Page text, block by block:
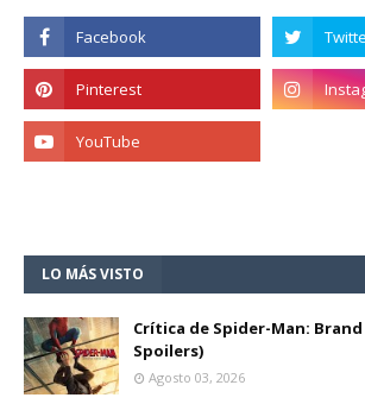
LO MÁS VISTO
Crítica de Spider-Man: Brand
Spoilers)
Agosto 03, 2026